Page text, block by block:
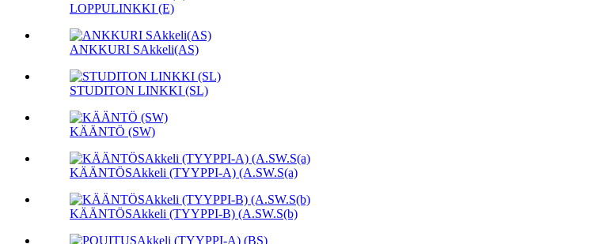
LOPPULINKKI (E)
ANKKURI SAkkeli(AS)
STUDITON LINKKI (SL)
KÄÄNTÖ (SW)
KÄÄNTÖSAkkeli (TYYPPI-A) (A.SW.S(a)
KÄÄNTÖSAkkeli (TYYPPI-B) (A.SW.S(b)